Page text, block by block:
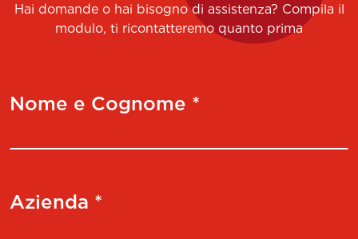
Hai domande o hai bisogno di assistenza? Compila il
modulo, ti ricontatteremo quanto prima
Nome e Cognome *
Azienda *